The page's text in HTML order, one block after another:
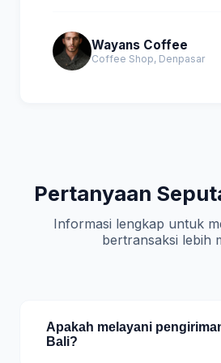
Wayans Coffee
Coffee Shop, Denpasar
Pertanyaan
Informasi lengkap untuk
bertransaksi lebih
Apakah melayani
Bali?